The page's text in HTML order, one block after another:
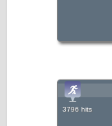
3796 hits